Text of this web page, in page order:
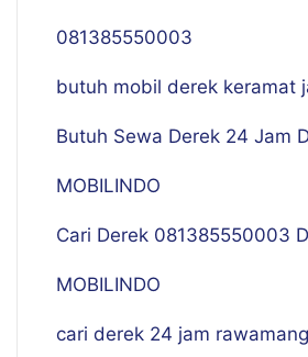
081385550003
butuh mobil derek keramat
Butuh Sewa Derek 24 Jam
MOBILINDO
Cari Derek 081385550003
MOBILINDO
cari derek 24 jam